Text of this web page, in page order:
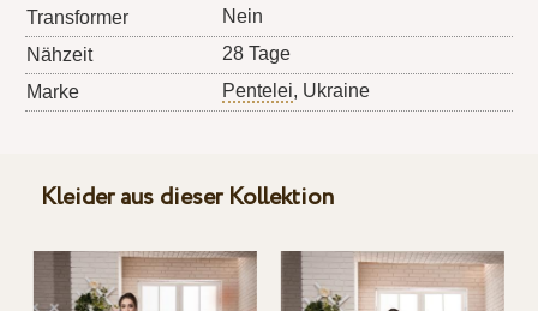
Transformer
Nein
Nähzeit
28 Tage
Marke
Pentelei, Ukraine
Kleider aus dieser Kollektion